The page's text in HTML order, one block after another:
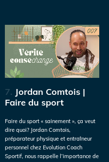
7. Jordan Comtois |
Faire du sport
Faire du sport « sainement », ça veut
dire quoi? Jordan Comtois,
préparateur physique et entraîneur
personnel chez Evolution Coach
Sportif, nous rappelle l’importance de